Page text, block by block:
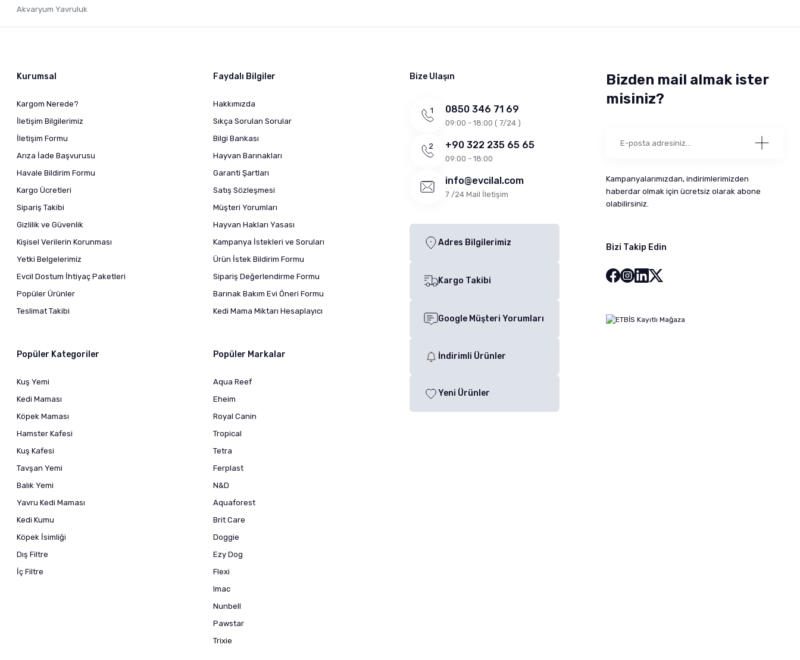
Akvaryum Yavruluk
Kurumsal
Kargom Nerede?
İletişim Bilgilerimiz
İletişim Formu
Arıza İade Başvurusu
Havale Bildirim Formu
Kargo Ücretleri
Sipariş Takibi
Gizlilik ve Güvenlik
Kişisel Verilerin Korunması
Yetki Belgelerimiz
Evcil Dostum İhtiyaç Paketleri
Popüler Ürünler
Teslimat Takibi
Faydalı Bilgiler
Hakkımızda
Sıkça Sorulan Sorular
Bilgi Bankası
Hayvan Barınakları
Garanti Şartları
Satış Sözleşmesi
Müşteri Yorumları
Hayvan Hakları Yasası
Kampanya İstekleri ve Soruları
Ürün İstek Bildirim Formu
Sipariş Değerlendirme Formu
Barınak Bakım Evi Öneri Formu
Kedi Mama Miktarı Hesaplayıcı
Popüler Kategoriler
Kuş Yemi
Kedi Maması
Köpek Maması
Hamster Kafesi
Kuş Kafesi
Tavşan Yemi
Balık Yemi
Yavru Kedi Maması
Kedi Kumu
Köpek İsimliği
Dış Filtre
İç Filtre
Popüler Markalar
Aqua Reef
Eheim
Royal Canin
Tropical
Tetra
Ferplast
N&D
Aquaforest
Brit Care
Doggie
Ezy Dog
Flexi
Imac
Nunbell
Pawstar
Trixie
Bize Ulaşın
0850 346 71 69
09:00 - 18:00 ( 7/24 )
+90 322 235 65 65
09:00 - 18:00
info@evcilal.com
7 /24 Mail İletişim
Adres Bilgilerimiz
Kargo Takibi
Google Müşteri Yorumları
İndirimli Ürünler
Yeni Ürünler
Bizden mail almak ister
misiniz?
Kampanyalarımızdan, indirimlerimizden
haberdar olmak için ücretsiz olarak abone
olabilirsiniz.
Bizi Takip Edin